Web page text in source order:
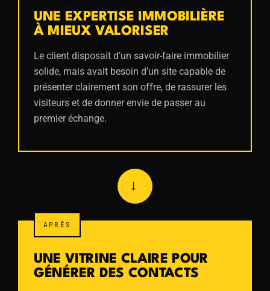
UNE EXPERTISE IMMOBILIÈRE
À MIEUX VALORISER
Le client disposait d’un savoir-faire immobilier
solide, mais avait besoin d’un site capable de
présenter clairement son offre, de rassurer les
visiteurs et de donner envie de passer au
premier échange.
→
APRÈS
UNE VITRINE CLAIRE POUR
GÉNÉRER DES CONTACTS